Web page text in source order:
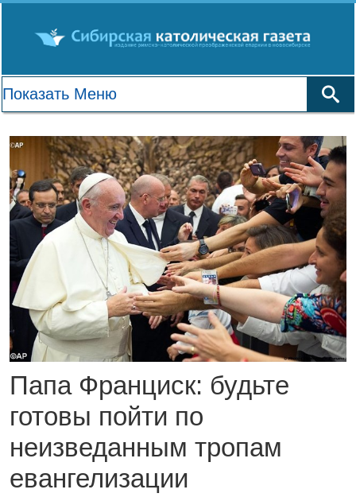
Папа Франциск: будьте
готовы пойти по
неизведанным тропам
евангелизации